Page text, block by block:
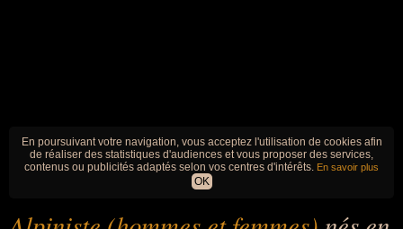
En poursuivant votre navigation, vous acceptez l'utilisation de cookies afin
de réaliser des statistiques d'audiences et vous proposer des services,
contenus ou publicités adaptés selon vos centres d'intérêts. En savoir plus
OK